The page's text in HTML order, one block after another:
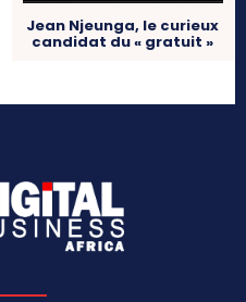
Jean Njeunga, le curieux
candidat du « gratuit »